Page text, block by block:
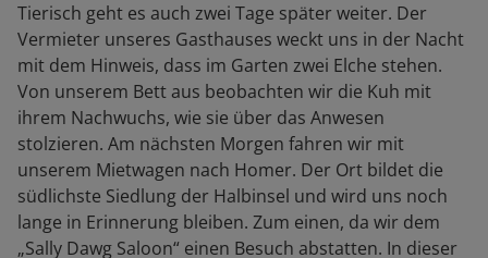
Tierisch geht es auch zwei Tage später weiter. Der
Vermieter unseres Gasthauses weckt uns in der Nacht
mit dem Hinweis, dass im Garten zwei Elche stehen.
Von unserem Bett aus beobachten wir die Kuh mit
ihrem Nachwuchs, wie sie über das Anwesen
stolzieren. Am nächsten Morgen fahren wir mit
unserem Mietwagen nach Homer. Der Ort bildet die
südlichste Siedlung der Halbinsel und wird uns noch
lange in Erinnerung bleiben. Zum einen, da wir dem
„Sally Dawg Saloon“ einen Besuch abstatten. In dieser